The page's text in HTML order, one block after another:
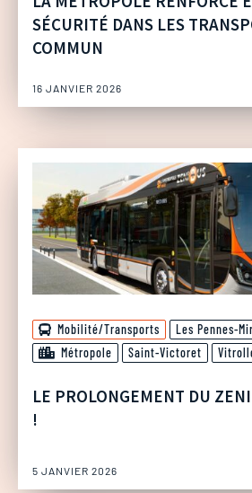
SÉCURITÉ DANS LES
COMMUN
16 JANVIER 2026
Mobilité/Transports Les Pennes-
Métropole
Saint-Victoret
LE PROLONGEMENT DU
!
5 JANVIER 2026